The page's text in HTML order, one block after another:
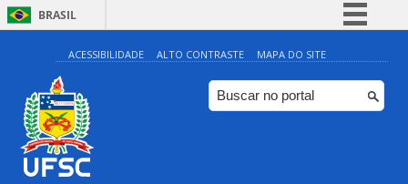
BRASIL
Simplifique!
Comunica BR
Participe
ACESSIBILIDADE ALTO CONTRASTE MAPA DO SITE